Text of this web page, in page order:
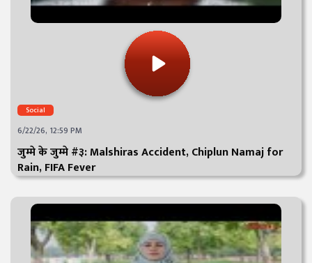
Social
6/22/26, 12:59 PM
जुम्मे के जुम्मे #३: Malshiras Accident, Chiplun Namaj for
Rain, FIFA Fever